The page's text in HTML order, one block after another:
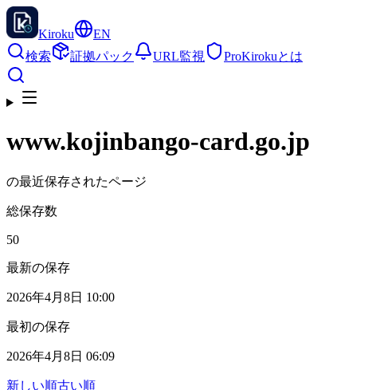
Kiroku
EN
検索
証拠パック URL監視 ProKirokuとは
www.kojinbango-card.go.jp
の最近保存されたページ
総保存数
50
最新の保存
2026年4月8日 10:00
最初の保存
2026年4月8日 06:09
新しい順古い順